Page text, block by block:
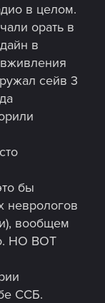
в целом.
орать в
в
сейв 3
бы
неврологов
вообщем
НО ВОТ
ССБ.